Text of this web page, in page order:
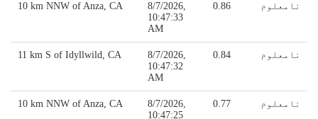
10 km NNW of Anza, CA
8/7/2026,
10:47:33
AM
0.86 نامعلوم
11 km S of Idyllwild, CA
8/7/2026,
10:47:32
AM
0.84 نامعلوم
10 km NNW of Anza, CA
8/7/2026,
10:47:25
0.77 نامعلوم